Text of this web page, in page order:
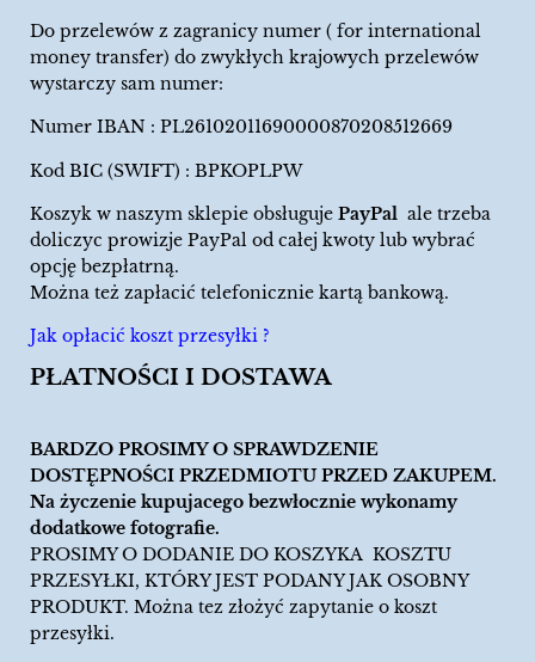
Do przelewów z zagranicy numer ( for international
money transfer) do zwykłych krajowych przelewów
wystarczy sam numer:
Numer IBAN : PL26102011690000870208512669
Kod BIC (SWIFT) : BPKOPLPW
Koszyk w naszym sklepie obsługuje PayPal ale trzeba
doliczyc prowizje PayPal od całej kwoty lub wybrać
opcję bezpłatrną.
Można też zapłacić telefonicznie kartą bankową.
Jak opłacić koszt przesyłki ?
PŁATNOŚCI I DOSTAWA
BARDZO PROSIMY O SPRAWDZENIE
DOSTĘPNOŚCI PRZEDMIOTU PRZED ZAKUPEM.
Na życzenie kupujacego bezwłocznie wykonamy
dodatkowe fotografie.
PROSIMY O DODANIE DO KOSZYKA KOSZTU
PRZESYŁKI, KTÓRY JEST PODANY JAK OSOBNY
PRODUKT. Można tez złożyć zapytanie o koszt
przesyłki.